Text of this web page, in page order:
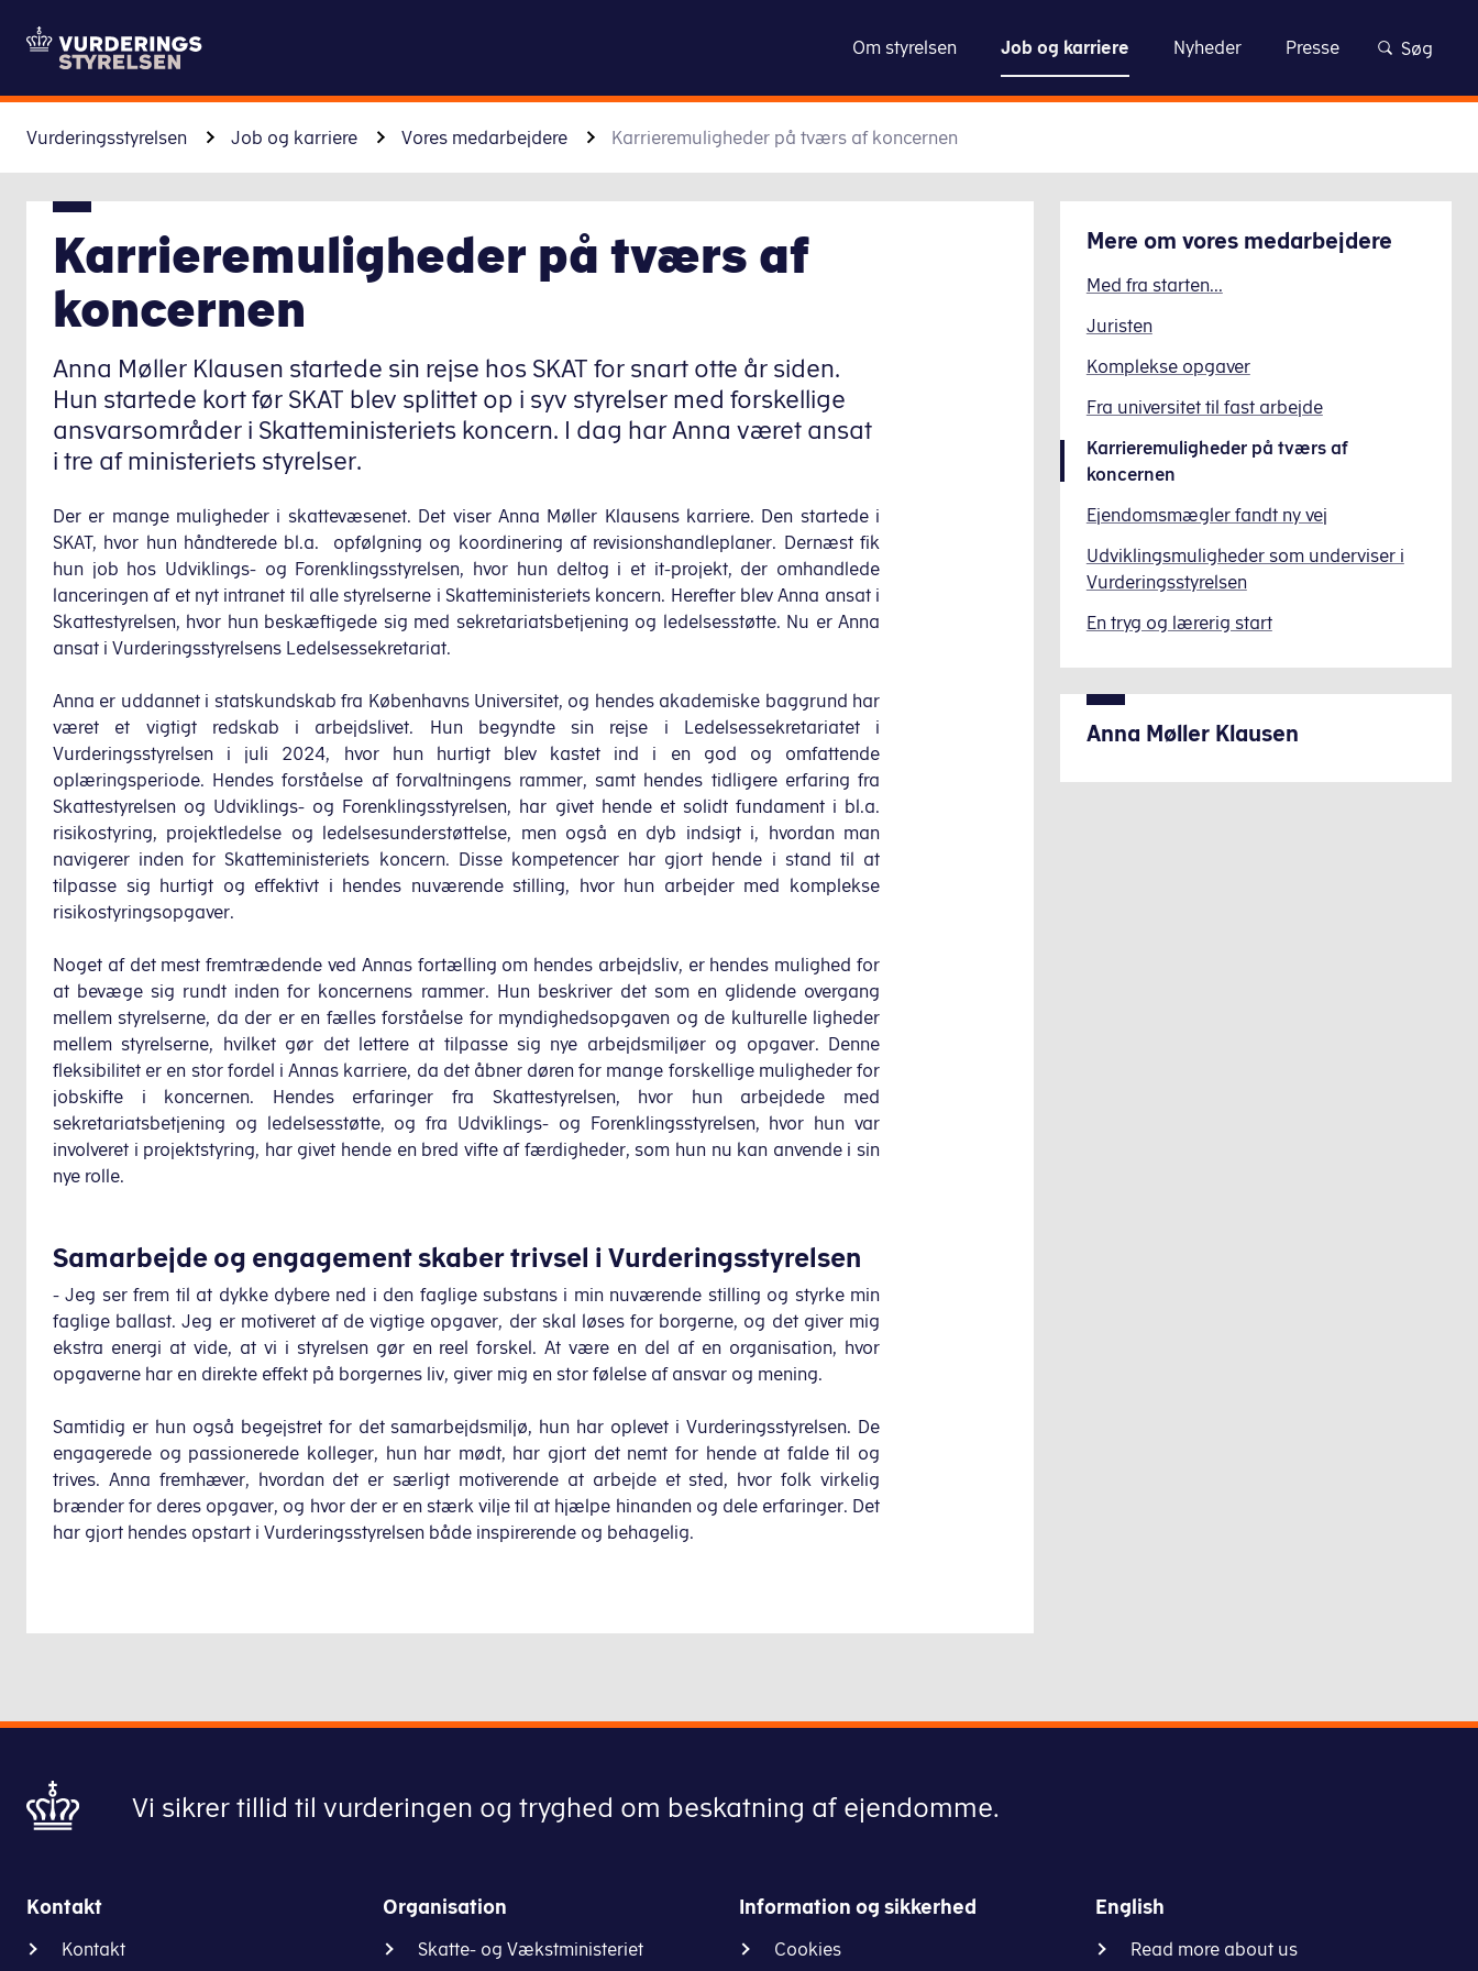
Om styrelsen Job og karriere Nyheder Presse Søg
Vurderingsstyrelsen Job og karriere Vores medarbejdere Karrieremuligheder på tværs af koncernen
Karrieremuligheder på tværs af
koncernen
Anna Møller Klausen startede sin rejse hos SKAT for snart otte år siden.
Hun startede kort før SKAT blev splittet op i syv styrelser med forskellige
ansvarsområder i Skatteministeriets koncern. I dag har Anna været ansat
i tre af ministeriets styrelser.
Der er mange muligheder i skattevæsenet. Det viser Anna Møller Klausens karriere. Den startede i
SKAT, hvor hun håndterede bl.a. opfølgning og koordinering af revisionshandleplaner. Dernæst fik
hun job hos Udviklings- og Forenklingsstyrelsen, hvor hun deltog i et it-projekt, der omhandlede
lanceringen af et nyt intranet til alle styrelserne i Skatteministeriets koncern. Herefter blev Anna ansat i
Skattestyrelsen, hvor hun beskæftigede sig med sekretariatsbetjening og ledelsesstøtte. Nu er Anna
ansat i Vurderingsstyrelsens Ledelsessekretariat.
Anna er uddannet i statskundskab fra Københavns Universitet, og hendes akademiske baggrund har
været et vigtigt redskab i arbejdslivet. Hun begyndte sin rejse i Ledelsessekretariatet i
Vurderingsstyrelsen i juli 2024, hvor hun hurtigt blev kastet ind i en god og omfattende
oplæringsperiode. Hendes forståelse af forvaltningens rammer, samt hendes tidligere erfaring fra
Skattestyrelsen og Udviklings- og Forenklingsstyrelsen, har givet hende et solidt fundament i bl.a.
risikostyring, projektledelse og ledelsesunderstøttelse, men også en dyb indsigt i, hvordan man
navigerer inden for Skatteministeriets koncern. Disse kompetencer har gjort hende i stand til at
tilpasse sig hurtigt og effektivt i hendes nuværende stilling, hvor hun arbejder med komplekse
risikostyringsopgaver.
Noget af det mest fremtrædende ved Annas fortælling om hendes arbejdsliv, er hendes mulighed for
at bevæge sig rundt inden for koncernens rammer. Hun beskriver det som en glidende overgang
mellem styrelserne, da der er en fælles forståelse for myndighedsopgaven og de kulturelle ligheder
mellem styrelserne, hvilket gør det lettere at tilpasse sig nye arbejdsmiljøer og opgaver. Denne
fleksibilitet er en stor fordel i Annas karriere, da det åbner døren for mange forskellige muligheder for
jobskifte i koncernen. Hendes erfaringer fra Skattestyrelsen, hvor hun arbejdede med
sekretariatsbetjening og ledelsesstøtte, og fra Udviklings- og Forenklingsstyrelsen, hvor hun var
involveret i projektstyring, har givet hende en bred vifte af færdigheder, som hun nu kan anvende i sin
nye rolle.
Samarbejde og engagement skaber trivsel i Vurderingsstyrelsen
- Jeg ser frem til at dykke dybere ned i den faglige substans i min nuværende stilling og styrke min
faglige ballast. Jeg er motiveret af de vigtige opgaver, der skal løses for borgerne, og det giver mig
ekstra energi at vide, at vi i styrelsen gør en reel forskel. At være en del af en organisation, hvor
opgaverne har en direkte effekt på borgernes liv, giver mig en stor følelse af ansvar og mening.
Samtidig er hun også begejstret for det samarbejdsmiljø, hun har oplevet i Vurderingsstyrelsen. De
engagerede og passionerede kolleger, hun har mødt, har gjort det nemt for hende at falde til og
trives. Anna fremhæver, hvordan det er særligt motiverende at arbejde et sted, hvor folk virkelig
brænder for deres opgaver, og hvor der er en stærk vilje til at hjælpe hinanden og dele erfaringer. Det
har gjort hendes opstart i Vurderingsstyrelsen både inspirerende og behagelig.
Mere om vores medarbejdere
Med fra starten...
Juristen
Komplekse opgaver
Fra universitet til fast arbejde
Karrieremuligheder på tværs af
koncernen
Ejendomsmægler fandt ny vej
Udviklingsmuligheder som underviser i
Vurderingsstyrelsen
En tryg og lærerig start
Anna Møller Klausen
Vi sikrer tillid til vurderingen og tryghed om beskatning af ejendomme.
Kontakt
Kontakt
Organisation
Skatte- og Vækstministeriet
Information og sikkerhed
Cookies
English
Read more about us